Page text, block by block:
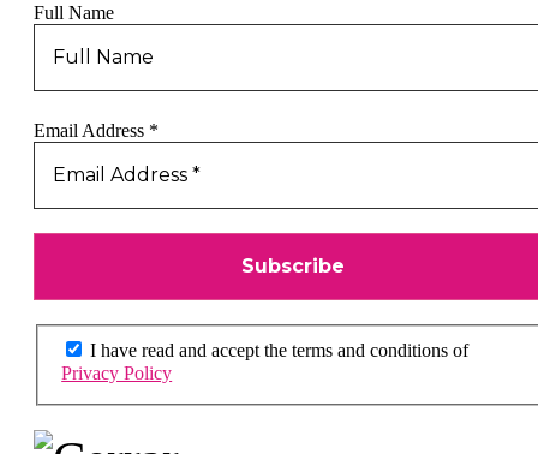
Full Name
Email Address *
I have read and accept the terms and conditions of
Privacy Policy